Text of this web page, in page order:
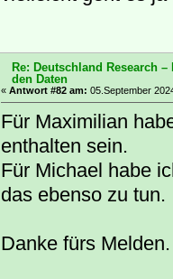
Re: Deutschland Research –
den Daten
« Antwort #82 am: 05.September
Für Maximilian
enthalten sein.
Für Michael habe
das ebenso zu tun.
Danke fürs Melden.